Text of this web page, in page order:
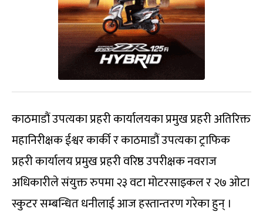
काठमाडौं उपत्यका प्रहरी कार्यालयका प्रमुख प्रहरी अतिरिक्त
महानिरीक्षक ईश्वर कार्की र काठमाडौं उपत्यका ट्राफिक
प्रहरी कार्यालय प्रमुख प्रहरी वरिष्ठ उपरीक्षक नवराज
अधिकारीले संयुक्त रुपमा २३ वटा मोटरसाइकल र २७ ओटा
स्कुटर सम्बन्धित धनीलाई आज हस्तान्तरण गरेका हुन् ।